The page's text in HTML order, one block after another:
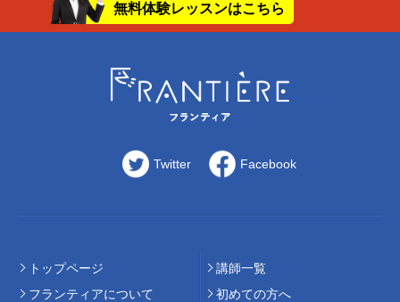
無料体験レッスンはこちら
Twitter Facebook
トップページ
フランティアについて
講師⼀覧
初めての⽅へ